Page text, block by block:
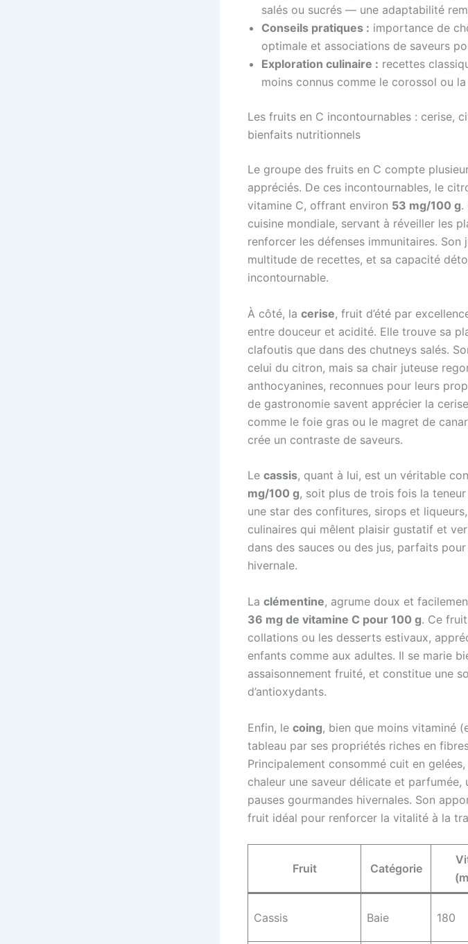
salés ou sucrés — une adaptabilité
Conseils pratiques : importance de
optimale et associations de saveurs
Exploration culinaire : recettes
moins connus comme le corossol ou
Les fruits en C incontournables : cerise,
bienfaits nutritionnels
Le groupe des fruits en C compte
appréciés. De ces incontournables, le
vitamine C, offrant environ 53 mg/100 g.
cuisine mondiale, servant à réveiller les
renforcer les défenses immunitaires.
multitude de recettes, et sa capacité
incontournable.
À côté, la cerise, fruit d’été par
entre douceur et acidité. Elle trouve sa
clafoutis que dans des chutneys salés.
celui du citron, mais sa chair juteuse
anthocyanines, reconnues pour leurs
de gastronomie savent apprécier la
comme le foie gras ou le magret de
crée un contraste de saveurs.
Le cassis, quant à lui, est un véritable
mg/100 g, soit plus de trois fois la
une star des confitures, sirops et
culinaires qui mêlent plaisir gustatif et
dans des sauces ou des jus, parfaits
hivernale.
La clémentine, agrume doux et
36 mg de vitamine C pour 100 g. Ce
collations ou les desserts estivaux,
enfants comme aux adultes. Il se marie
assaisonnement fruité, et constitue une
d’antioxydants.
Enfin, le coing, bien que moins vitaminé
tableau par ses propriétés riches en
Principalement consommé cuit en
chaleur une saveur délicate et
pauses gourmandes hivernales. Son
fruit idéal pour renforcer la vitalité à la
Fruit Catégorie
Cassis Baie 180